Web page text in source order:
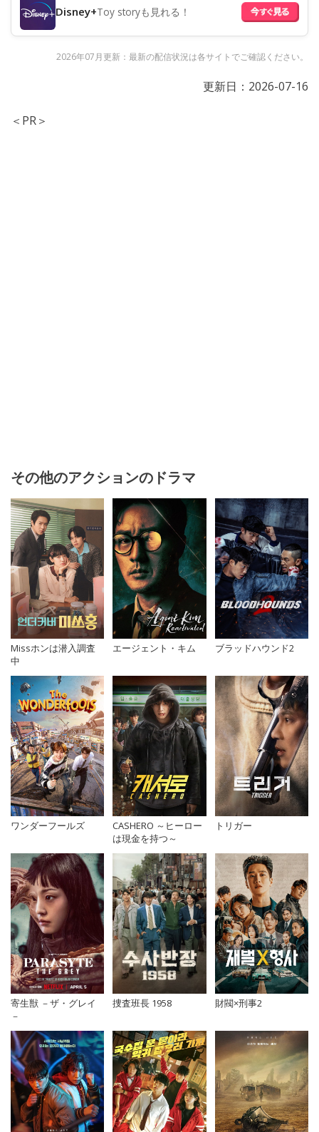
Disney+Toy storyも見れる！
2026年07月更新：最新の配信状況は各サイトでご確認ください。
更新日： 2026-07-16
＜PR＞
その他のアクションのドラマ
Missホンは潜入調査
中
エージェント・キム ブラッドハウンド2
ワンダーフールズ
CASHERO ～ヒーロー
は現金を持つ～
トリガー
寄生獣 －ザ・グレイ
－
捜査班長 1958 財閥×刑事2